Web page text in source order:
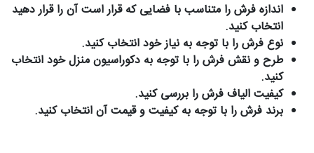
اندازه فرش را متناسب با فضایی که قرار است آن را قرار دهید
انتخاب کنید.
نوع فرش را با توجه به نیاز خود انتخاب کنید.
طرح و نقش فرش را با توجه به دکوراسیون منزل خود انتخاب
کنید.
کیفیت الیاف فرش را بررسی کنید.
برند فرش را با توجه به کیفیت و قیمت آن انتخاب کنید.